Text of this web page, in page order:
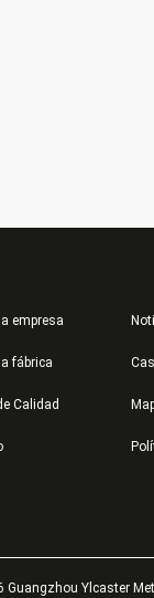
empresa
fábrica
Calidad
Ylcaster